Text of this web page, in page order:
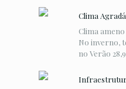
Clima
Clima
No inverno,
no Verão